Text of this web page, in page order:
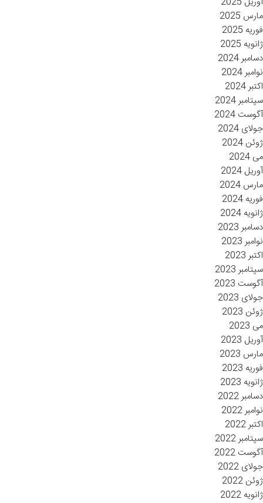
مارس 2025
فوریه 2025
ژانویه 2025
دسامبر 2024
نوامبر 2024
اکتبر 2024
سپتامبر 2024
آگوست 2024
جولای 2024
ژوئن 2024
می 2024
آوریل 2024
مارس 2024
فوریه 2024
ژانویه 2024
دسامبر 2023
نوامبر 2023
اکتبر 2023
سپتامبر 2023
آگوست 2023
جولای 2023
ژوئن 2023
می 2023
آوریل 2023
مارس 2023
فوریه 2023
ژانویه 2023
دسامبر 2022
نوامبر 2022
اکتبر 2022
سپتامبر 2022
آگوست 2022
جولای 2022
ژوئن 2022
ژانویه 2022